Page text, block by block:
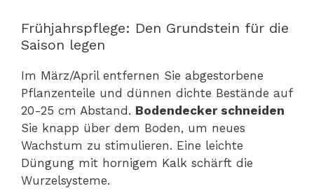
Frühjahrspflege: Den Grundstein für die
Saison legen
Im März/April entfernen Sie abgestorbene
Pflanzenteile und dünnen dichte Bestände auf
20-25 cm Abstand. Bodendecker schneiden
Sie knapp über dem Boden, um neues
Wachstum zu stimulieren. Eine leichte
Düngung mit hornigem Kalk schärft die
Wurzelsysteme.